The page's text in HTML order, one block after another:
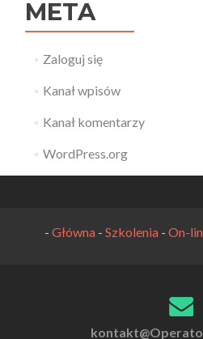
META
Zaloguj się
Kanał wpisów
Kanał komentarzy
WordPress.org
- Główna- Szkolenia- On-